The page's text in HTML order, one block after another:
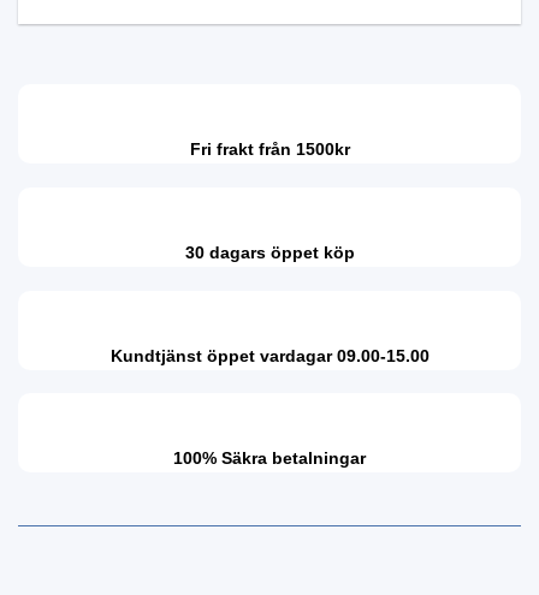
Fri frakt från 1500kr
30 dagars öppet köp
Kundtjänst öppet vardagar 09.00-15.00
100% Säkra betalningar